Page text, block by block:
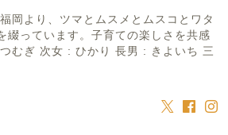
岡より、ツマとムスメとムスコとワタ
綴っています。子育ての楽しさを共感
むぎ 次女 : ひかり 長男 : きよいち 三